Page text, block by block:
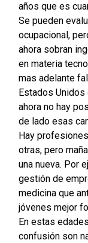
años que es
Se pueden
ocupacional,
ahora sobran
en materia
mas adelante
Estados
ahora no hay
de lado esas
Hay
otras, pero
una nueva. Por
gestión de
medicina que
jóvenes mejor
En estas
confusión son